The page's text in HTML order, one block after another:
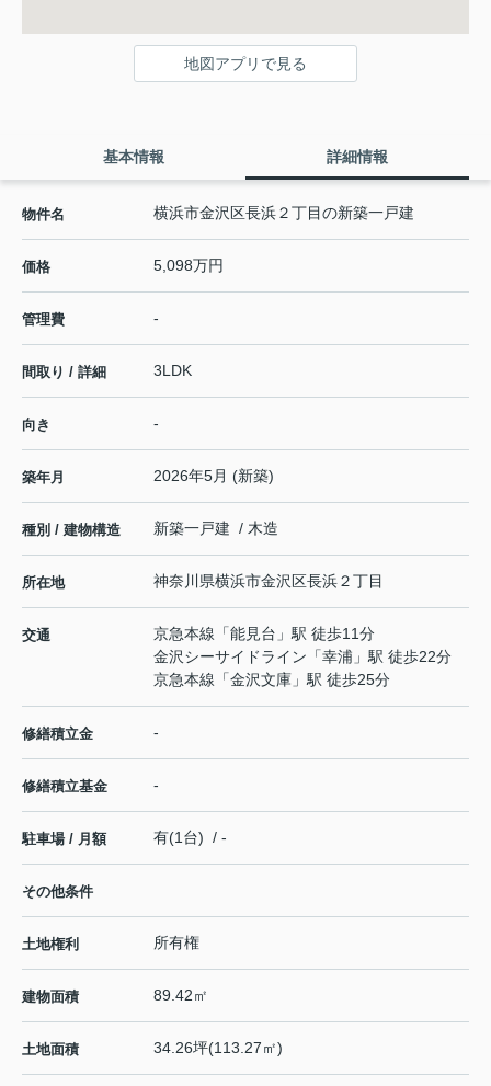
地図アプリで見る
基本情報 詳細情報
物件名 横浜市金沢区長浜２丁目の新築一戸建
価格 5,098万円
管理費 -
間取り / 詳細 3LDK
向き -
築年月 2026年5月 (新築)
種別 / 建物構造 新築一戸建 / 木造
所在地 神奈川県横浜市金沢区長浜２丁目
交通 京急本線 「能見台 」駅 徒歩11分
金沢シーサイドライン 「幸浦 」駅 徒歩22分
京急本線 「金沢文庫 」駅 徒歩25分
修繕積立金 -
修繕積立基金 -
駐車場 / 月額 有(1台) / -
その他条件
土地権利 所有権
建物面積 89.42㎡
土地面積 34.26坪(113.27㎡)